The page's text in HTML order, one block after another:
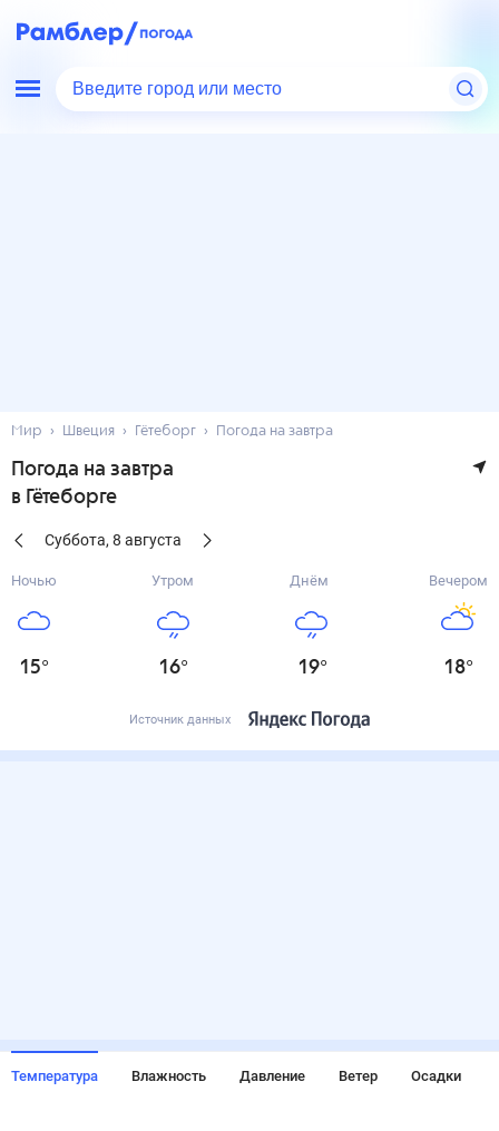
Введите город или место
Мир Швеция Гётеборг Погода на завтра
Погода на завтра
в Гётеборге
Суббота, 8 августа
Ночью
15°
Утром
16°
Днём
19°
Вечером
18°
Источник данных
Температура Влажность Давление Ветер Осадки